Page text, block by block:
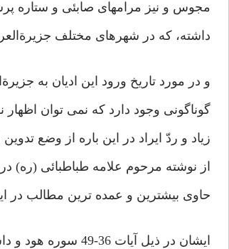
مجوس و نیز مرامهای صابئی و ستاره
داشته، که در شهرهای مختلف
و در مورد تاریخ ورود این ادیان به
گوناگونی وجود دارد که نمی توان
زیاد و ردّ ایراد در این باره از وضع
از نوشته مرحوم علامه طباطبائی (ره)
حاوی بیشترین و عمده ترین مطالب در
ایشان در ذیل آیات 36-49 سوره هود و داستان حضرت نوح (ع) و جریان بت پرستی در